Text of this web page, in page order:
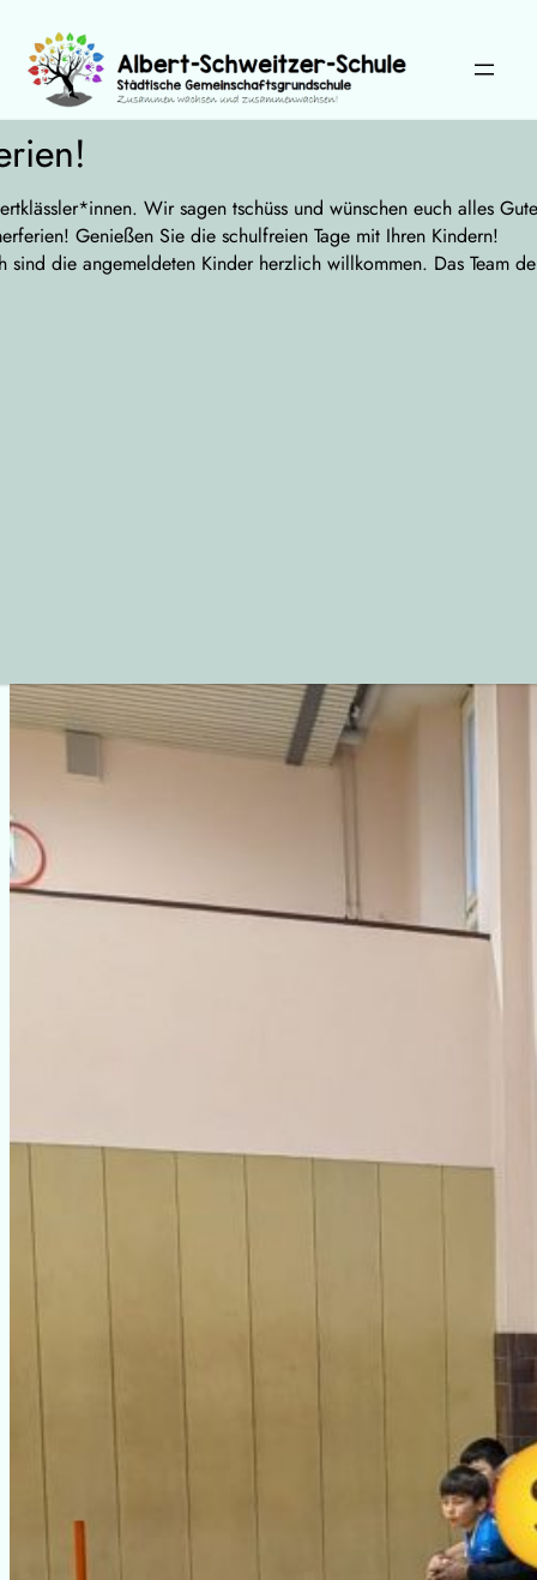
Inhalt
springen
Wählen Sie Ihre Sprache:
Wir sagen tschüss und wünschen euch alles
Genießen Sie die schulfreien Tage mit Ihren Kindern!
die angemeldeten Kinder herzlich willkommen. Das Team